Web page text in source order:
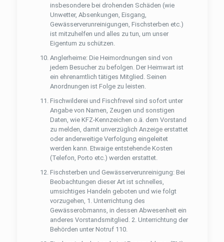
insbesondere bei drohenden Schäden (wie
Unwetter, Absenkungen, Eisgang,
Gewässerverunreinigungen, Fischsterben etc.)
ist mitzuhelfen und alles zu tun, um unser
Eigentum zu schützen.
Anglerheime: Die Heimordnungen sind von
jedem Besucher zu befolgen. Der Heimwart ist
ein ehrenamtlich tätiges Mitglied. Seinen
Anordnungen ist Folge zu leisten.
Fischwilderei und Fischfrevel sind sofort unter
Angabe von Namen, Zeugen und sonstigen
Daten, wie KFZ-Kennzeichen o.ä. dem Vorstand
zu melden, damit unverzüglich Anzeige erstattet
oder anderweitige Verfolgung eingeleitet
werden kann. Etwaige entstehende Kosten
(Telefon, Porto etc.) werden erstattet.
Fischsterben und Gewässerverunreinigung: Bei
Beobachtungen dieser Art ist schnelles,
umsichtiges Handeln geboten und wie folgt
vorzugehen, 1. Unterrichtung des
Gewässerobmanns, in dessen Abwesenheit ein
anderes Vorstandsmitglied. 2. Unterrichtung der
Behörden unter Notruf 110.